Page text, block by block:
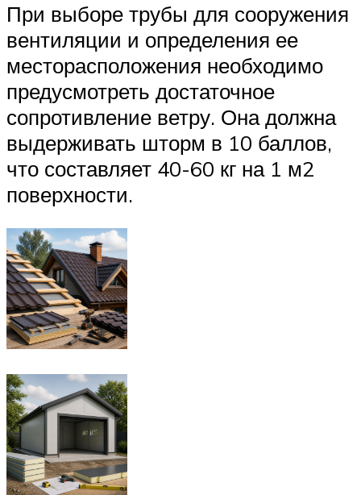
При выборе трубы для сооружения
вентиляции и определения ее
месторасположения необходимо
предусмотреть достаточное
сопротивление ветру. Она должна
выдерживать шторм в 10 баллов,
что составляет 40-60 кг на 1 м2
поверхности.